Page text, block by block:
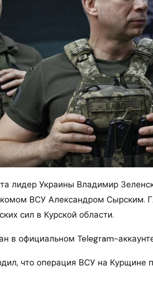
лидер Украины Владимир
ВСУ Александром Сырским.
сил в Курской области.
в официальном Telegram-
что операция ВСУ на Курщине